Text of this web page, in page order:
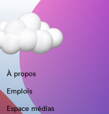
À propos
Emplois
Espace médias